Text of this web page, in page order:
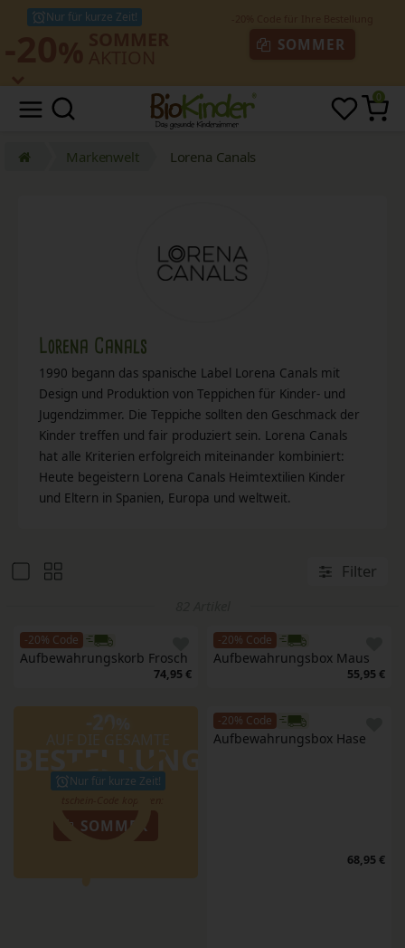
Nur für kurze Zeit!
SOMMER
0
Markenwelt Lorena Canals
Lorena Canals
1990 begann das spanische Label Lorena Canals mit
Design und Produktion von Teppichen für Kinder- und
Jugendzimmer. Die Teppiche sollten den Geschmack der
Kinder treffen und fair produziert sein. Lorena Canals
hat alle Kriterien erfolgreich miteinander kombiniert:
Heute begeistern Lorena Canals Heimtextilien Kinder
und Eltern in Spanien, Europa und weltweit.
Filter
-20% Code
Aufbewahrungskorb Frosch
74,95 €
-20% Code
Aufbewahrungsbox Maus
55,95 €
BESTELLUNG
Nur für kurze Zeit!
SOMMER
-20% Code
Aufbewahrungsbox Hase
68,95 €